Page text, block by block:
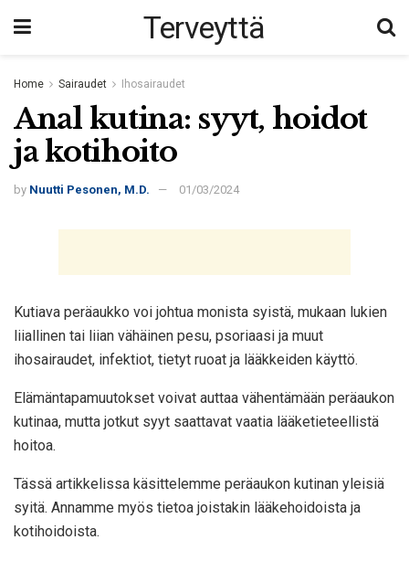
Terveyttä
Home Sairaudet Ihosairaudet
Anal kutina: syyt, hoidot
ja kotihoito
by Nuutti Pesonen, M.D. 01/03/2024
Kutiava peräaukko voi johtua monista syistä, mukaan lukien
liiallinen tai liian vähäinen pesu, psoriaasi ja muut
ihosairaudet, infektiot, tietyt ruoat ja lääkkeiden käyttö.
Elämäntapamuutokset voivat auttaa vähentämään peräaukon
kutinaa, mutta jotkut syyt saattavat vaatia lääketieteellistä
hoitoa.
Tässä artikkelissa käsittelemme peräaukon kutinan yleisiä
syitä. Annamme myös tietoa joistakin lääkehoidoista ja
kotihoidoista.